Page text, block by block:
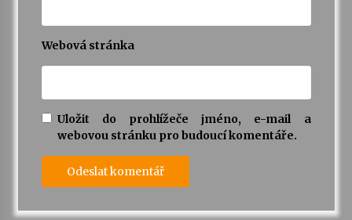
Webová stránka
Uložit do prohlížeče jméno, e-mail a
webovou stránku pro budoucí komentáře.